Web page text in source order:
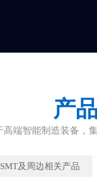
产
高端智能制造装备，
SMT及周边相关产品